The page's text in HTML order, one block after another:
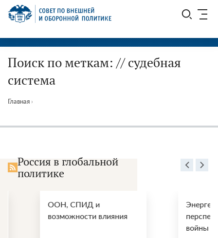
Перейти
СВОП
Поиск по меткам: // судебная
система
Главная ›
Россия в глобальной
политике
ООН, СПИД и
возможности влияния
Энергетические
перспективы
войны США и